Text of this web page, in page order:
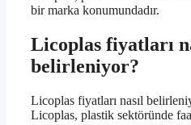
bir marka konumundadır.
Licoplas fiyatları
belirleniyor?
Licoplas fiyatları nasıl
Licoplas, plastik sektöründe